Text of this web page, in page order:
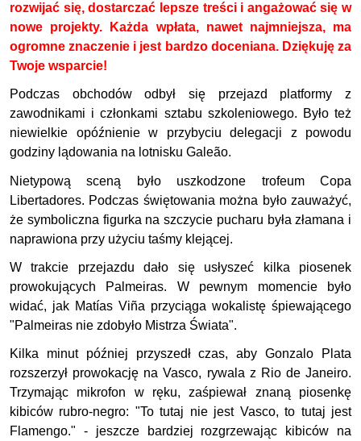
rozwijać się, dostarczać lepsze treści i angażować się w
nowe projekty. Każda wpłata, nawet najmniejsza, ma
ogromne znaczenie i jest bardzo doceniana. Dziękuję za
Twoje wsparcie!
Podczas obchodów odbył się przejazd platformy z
zawodnikami i członkami sztabu szkoleniowego. Było też
niewielkie opóźnienie w przybyciu delegacji z powodu
godziny lądowania na lotnisku Galeão.
Nietypową sceną było uszkodzone trofeum Copa
Libertadores. Podczas świętowania można było zauważyć,
że symboliczna figurka na szczycie pucharu była złamana i
naprawiona przy użyciu taśmy klejącej.
W trakcie przejazdu dało się usłyszeć kilka piosenek
prowokujących Palmeiras. W pewnym momencie było
widać, jak Matías Viña przyciąga wokalistę śpiewającego
"Palmeiras nie zdobyło Mistrza Świata".
Kilka minut później przyszedł czas, aby Gonzalo Plata
rozszerzył prowokację na Vasco, rywala z Rio de Janeiro.
Trzymając mikrofon w ręku, zaśpiewał znaną piosenkę
kibiców rubro-negro: "To tutaj nie jest Vasco, to tutaj jest
Flamengo." - jeszcze bardziej rozgrzewając kibiców na